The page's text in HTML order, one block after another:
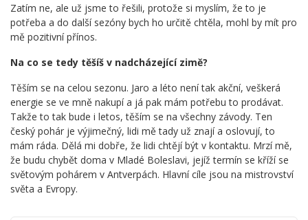
Zatím ne, ale už jsme to řešili, protože si myslím, že to je
potřeba a do další sezóny bych ho určitě chtěla, mohl by mít pro
mě pozitivní přínos.
Na co se tedy těšíš v nadcházející zimě?
Těším se na celou sezonu. Jaro a léto není tak akční, veškerá
energie se ve mně nakupí a já pak mám potřebu to prodávat.
Takže to tak bude i letos, těším se na všechny závody. Ten
český pohár je výjimečný, lidi mě tady už znají a oslovují, to
mám ráda. Dělá mi dobře, že lidi chtějí být v kontaktu. Mrzí mě,
že budu chybět doma v Mladé Boleslavi, jejíž termín se kříží se
světovým pohárem v Antverpách. Hlavní cíle jsou na mistrovství
světa a Evropy.